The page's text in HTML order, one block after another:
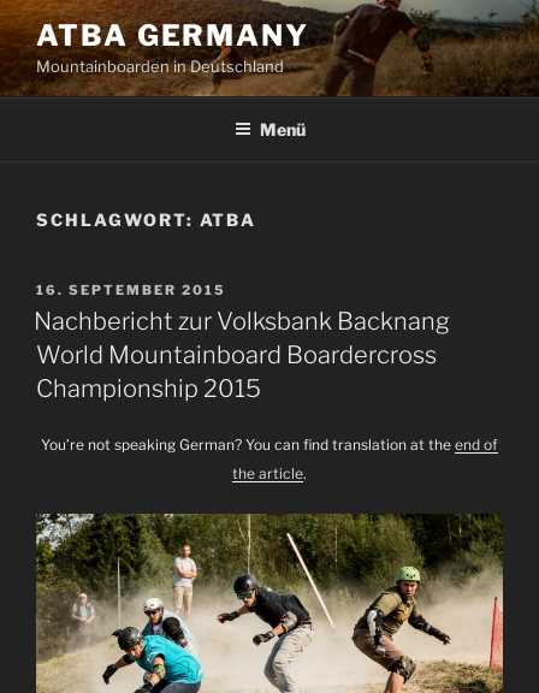
Zum
Inhalt
springen
ATBA GERMANY
Mountainboarden in Deutschland
Menü
SCHLAGWORT: ATBA
VERÖFFENTLICHT
AM
16. SEPTEMBER 2015
Nachbericht zur Volksbank Backnang
World Mountainboard Boardercross
Championship 2015
You’re not speaking German? You can find translation at the end of
the article.